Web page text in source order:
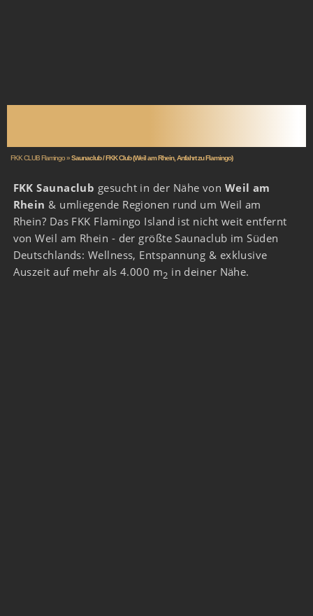
FKK CLUB Flamingo»Saunaclub / FKK Club (Weil am Rhein, Anfahrt zu Flamingo)
FKK Saunaclub gesucht in der Nähe von Weil am
Rhein & umliegende Regionen rund um Weil am
Rhein? Das FKK Flamingo Island ist nicht weit entfernt
von Weil am Rhein - der größte Saunaclub im Süden
Deutschlands: Wellness, Entspannung & exklusive
Auszeit auf mehr als 4.000 m2 in deiner Nähe.